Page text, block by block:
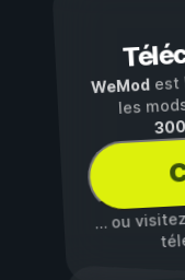
WeModest
les
… ou